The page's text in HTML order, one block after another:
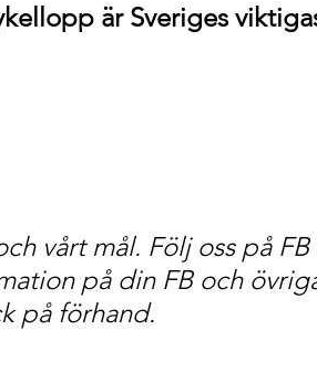
är Sveriges
vårt mål. Följ oss på
på din FB och
på förhand.